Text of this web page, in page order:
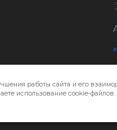
работы сайта и его
использование cookie-